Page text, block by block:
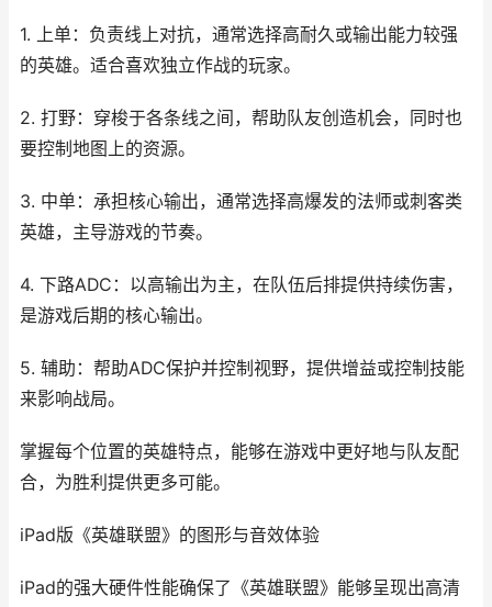
1. 上单：负责线上对抗，通常选择高耐久或输出能力较强
的英雄。适合喜欢独立作战的玩家。
2. 打野：穿梭于各条线之间，帮助队友创造机会，同时也
要控制地图上的资源。
3. 中单：承担核心输出，通常选择高爆发的法师或刺客类
英雄，主导游戏的节奏。
4. 下路ADC：以高输出为主，在队伍后排提供持续伤害，
是游戏后期的核心输出。
5. 辅助：帮助ADC保护并控制视野，提供增益或控制技能
来影响战局。
掌握每个位置的英雄特点，能够在游戏中更好地与队友配
合，为胜利提供更多可能。
iPad版《英雄联盟》的图形与音效体验
iPad的强大硬件性能确保了《英雄联盟》能够呈现出高清